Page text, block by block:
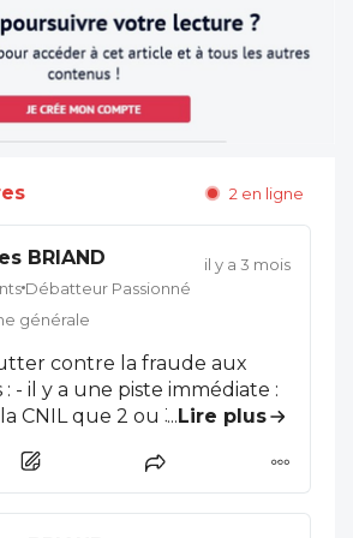
2 en ligne
BRIAND
Débatteur Passionné
générale
il y a 3 mois
contre la fraude aux
:
CNIL que 2 ou 3 employés
et aient l'autorisation de
d'aides à la fois dans
... Lire plus